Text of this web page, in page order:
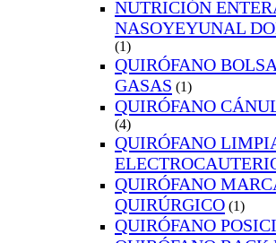
NUTRICIÓN
NASOYEYUNAL
(1)
QUIRÓFANO
GASAS (1)
QUIRÓFANO
(4)
QUIRÓFANO
QUIRÓFANO
QUIRÚRGICO (1)
QUIRÓFANO